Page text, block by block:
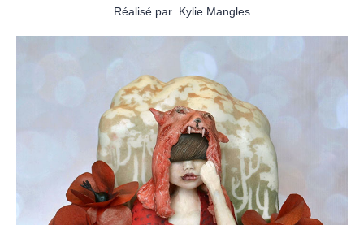
Réalisé par Kylie Mangles